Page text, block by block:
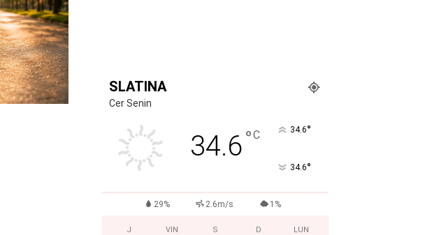
SLATINA
Cer Senin
34.6°C 34.6°
34.6°
29% 2.6m/s 1%
J VIN S D LUN